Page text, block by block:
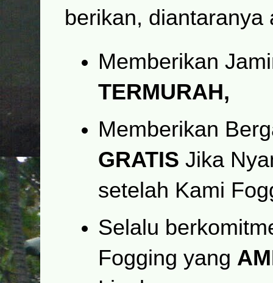
berikan, diantaranya
Memberikan
TERMURAH,
Memberikan
GRATIS Jika
setelah Kami
Selalu
Fogging yang